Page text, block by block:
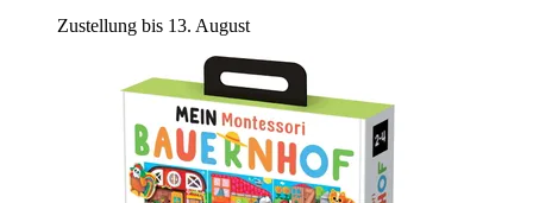
Zustellung bis 13. August